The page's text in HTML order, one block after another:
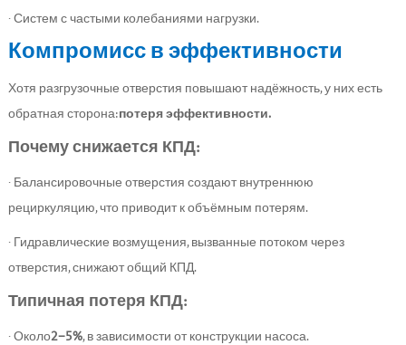
· Систем с частыми колебаниями нагрузки.
Компромисс в эффективности
Хотя разгрузочные отверстия повышают надёжность, у них есть
обратная сторона:потеря эффективности.
Почему снижается КПД:
· Балансировочные отверстия создают внутреннюю
рециркуляцию, что приводит к объёмным потерям.
· Гидравлические возмущения, вызванные потоком через
отверстия, снижают общий КПД.
Типичная потеря КПД:
· Около2–5%, в зависимости от конструкции насоса.